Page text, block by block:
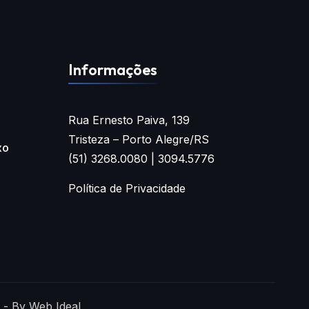
Informações
Rua Ernesto Paiva, 139
Tristeza – Porto Alegre/RS
(51) 3268.0080 | 3094.5776
Política de Privacidade
By Web Ideal